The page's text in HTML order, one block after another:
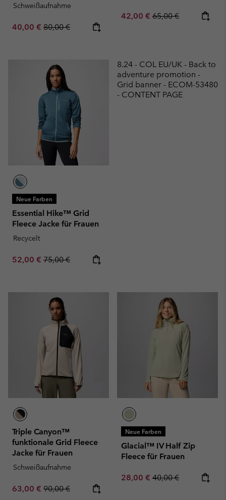
Schweißaufnahme
Sale price:
40,00 € Regular price:
80,00 €
Sale price:
42,00 € Regular price:
65,00 €
Neue Farben
Essential Hike™ Grid
Fleece Jacke für Frauen
Recycelt
Sale price:
52,00 € Regular price:
75,00 €
8.24 - COL EU/UK - Back to
adventure promotion -
Grid banner - ECOM-53480
- CONTENT PAGE
Triple Canyon™
funktionale Grid Fleece
Jacke für Frauen
Schweißaufnahme
Sale price:
63,00 € Regular price:
90,00 €
Neue Farben
Glacial™ IV Half Zip
Fleece für Frauen
Sale price:
28,00 € Regular price:
40,00 €